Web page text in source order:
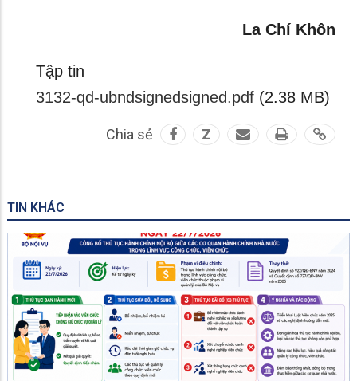
La Chí Khôn
Tập tin
3132-qd-ubndsignedsigned.pdf (2.38 MB)
Chia sẻ Z
TIN KHÁC